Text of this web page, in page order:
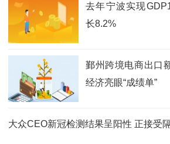
去年宁波实现
长8.2%
鄞州跨境电商出口
经济亮眼“成绩单”
大众CEO新冠检测结果呈阳性 正接受